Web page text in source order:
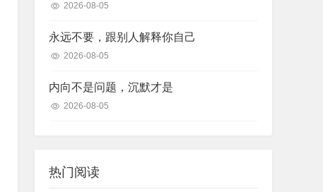
2026-08-05
永远不要，跟别人解释你自己
2026-08-05
内向不是问题，沉默才是
2026-08-05
热门阅读